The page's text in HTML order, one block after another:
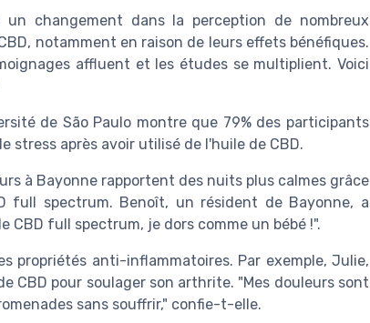
changement dans la perception de nombreux
notamment en raison de leurs effets bénéfiques.
affluent et les études se multiplient. Voici
de São Paulo montre que 79% des participants
après avoir utilisé de l'huile de CBD.
à Bayonne rapportent des nuits plus calmes grâce
full spectrum. Benoît, un résident de Bayonne, a
CBD full spectrum, je dors comme un bébé !".
propriétés anti-inflammatoires. Par exemple, Julie,
CBD pour soulager son arthrite. "Mes douleurs sont
sans souffrir," confie-t-elle.